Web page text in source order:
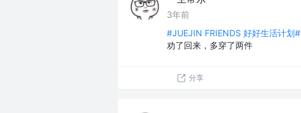
3年前
#JUEJIN FRIENDS 好好生活计划#
劝了回来，多穿了两件
分享